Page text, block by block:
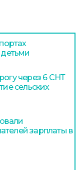
через 6 СНТ
сельских
зарплаты в